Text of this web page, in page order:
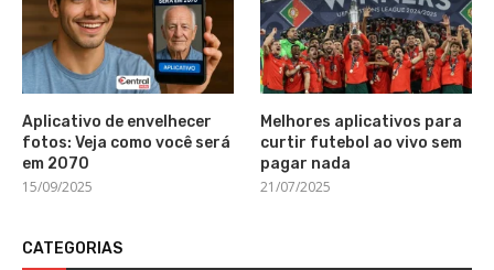
Aplicativo de envelhecer
fotos: Veja como você será
em 2070
15/09/2025
Melhores aplicativos para
curtir futebol ao vivo sem
pagar nada
21/07/2025
CATEGORIAS